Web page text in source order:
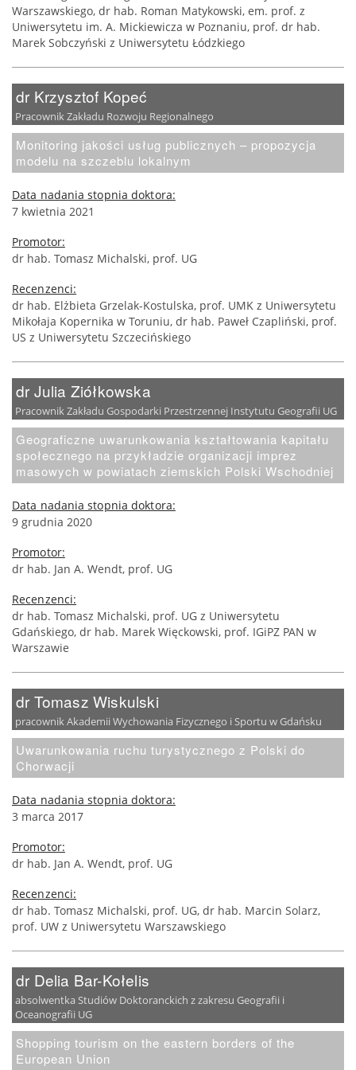
Warszawskiego, dr hab. Roman Matykowski, em. prof. z
Uniwersytetu im. A. Mickiewicza w Poznaniu, prof. dr hab.
Marek Sobczyński z Uniwersytetu Łódzkiego
dr Krzysztof Kopeć
Pracownik Zakładu Rozwoju Regionalnego
Monitoring jakości usług publicznych – propozycja
modelu na szczeblu lokalnym
Data nadania stopnia doktora:
7 kwietnia 2021
Promotor:
dr hab. Tomasz Michalski, prof. UG
Recenzenci:
dr hab. Elżbieta Grzelak-Kostulska, prof. UMK z Uniwersytetu
Mikołaja Kopernika w Toruniu, dr hab. Paweł Czapliński, prof.
US z Uniwersytetu Szczecińskiego
dr Julia Ziółkowska
Pracownik Zakładu Gospodarki Przestrzennej Instytutu Geografii UG
Geograficzne uwarunkowania kształtowania kapitału
społecznego na przykładzie organizacji imprez
masowych w powiatach ziemskich Polski Wschodniej
Data nadania stopnia doktora:
9 grudnia 2020
Promotor:
dr hab. Jan A. Wendt, prof. UG
Recenzenci:
dr hab. Tomasz Michalski, prof. UG z Uniwersytetu
Gdańskiego, dr hab. Marek Więckowski, prof. IGiPZ PAN w
Warszawie
dr Tomasz Wiskulski
pracownik Akademii Wychowania Fizycznego i Sportu w Gdańsku
Uwarunkowania ruchu turystycznego z Polski do
Chorwacji
Data nadania stopnia doktora:
3 marca 2017
Promotor:
dr hab. Jan A. Wendt, prof. UG
Recenzenci:
dr hab. Tomasz Michalski, prof. UG, dr hab. Marcin Solarz,
prof. UW z Uniwersytetu Warszawskiego
dr Delia Bar-Kołelis
absolwentka Studiów Doktoranckich z zakresu Geografii i
Oceanografii UG
Shopping tourism on the eastern borders of the
European Union